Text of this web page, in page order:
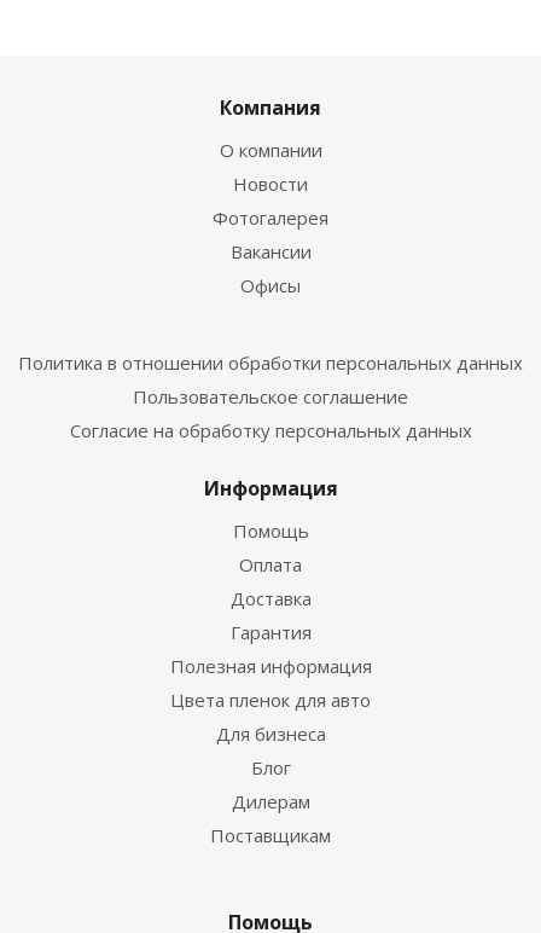
Компания
О компании
Новости
Фотогалерея
Вакансии
Офисы
Политика в отношении обработки персональных данных
Пользовательское соглашение
Согласие на обработку персональных данных
Информация
Помощь
Оплата
Доставка
Гарантия
Полезная информация
Цвета пленок для авто
Для бизнеса
Блог
Дилерам
Поставщикам
Помощь